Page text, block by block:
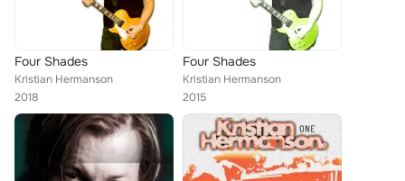
Four Shades
Kristian Hermanson
2018
Four Shades
Kristian Hermanson
2015